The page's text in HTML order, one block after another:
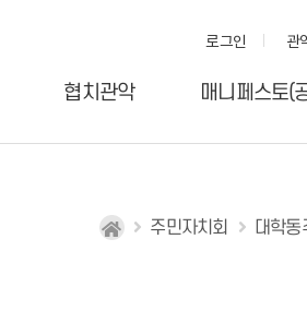
로그인 관
협치관악 매니페스토(
주민자치회 대학동